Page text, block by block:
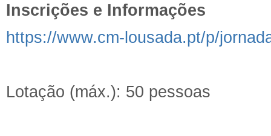
Inscrições e Informações
https://www.cm-lousada.pt/p/
Lotação (máx.): 50 pessoas